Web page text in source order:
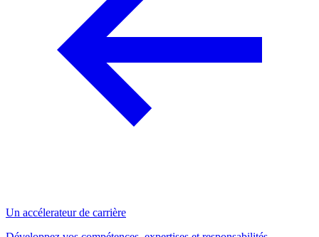
Un accélerateur de carrière